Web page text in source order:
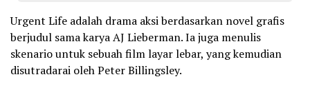
Urgent Life adalah drama aksi berdasarkan novel grafis
berjudul sama karya AJ Lieberman. Ia juga menulis
skenario untuk sebuah film layar lebar, yang kemudian
disutradarai oleh Peter Billingsley.